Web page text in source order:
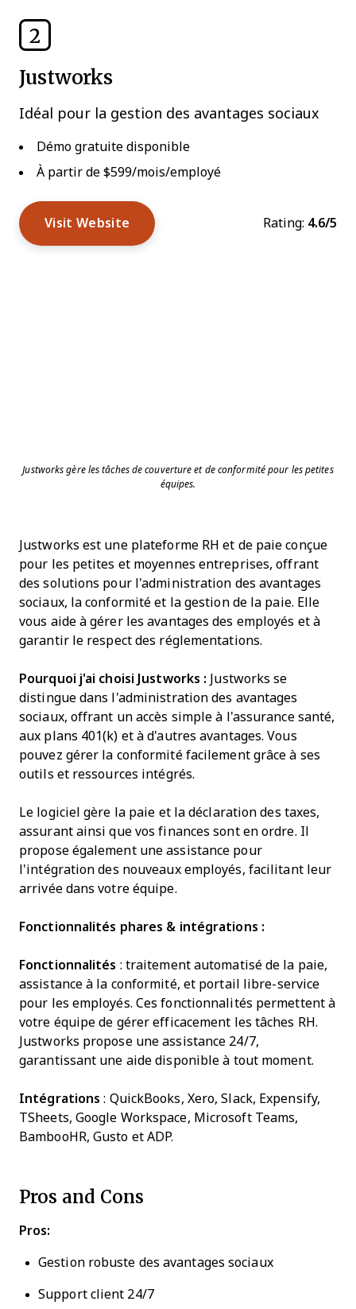
2
Justworks
Idéal pour la gestion des avantages sociaux
Démo gratuite disponible
À partir de $599/mois/employé
Visit Website Rating: 4.6/5
Justworks gère les tâches de couverture et de conformité pour les petites
équipes.
Justworks est une plateforme RH et de paie conçue
pour les petites et moyennes entreprises, offrant
des solutions pour l'administration des avantages
sociaux, la conformité et la gestion de la paie. Elle
vous aide à gérer les avantages des employés et à
garantir le respect des réglementations.
Pourquoi j'ai choisi Justworks : Justworks se
distingue dans l'administration des avantages
sociaux, offrant un accès simple à l'assurance santé,
aux plans 401(k) et à d'autres avantages. Vous
pouvez gérer la conformité facilement grâce à ses
outils et ressources intégrés.
Le logiciel gère la paie et la déclaration des taxes,
assurant ainsi que vos finances sont en ordre. Il
propose également une assistance pour
l'intégration des nouveaux employés, facilitant leur
arrivée dans votre équipe.
Fonctionnalités phares & intégrations :
Fonctionnalités : traitement automatisé de la paie,
assistance à la conformité, et portail libre-service
pour les employés. Ces fonctionnalités permettent à
votre équipe de gérer efficacement les tâches RH.
Justworks propose une assistance 24/7,
garantissant une aide disponible à tout moment.
Intégrations : QuickBooks, Xero, Slack, Expensify,
TSheets, Google Workspace, Microsoft Teams,
BambooHR, Gusto et ADP.
Pros and Cons
Pros:
Gestion robuste des avantages sociaux
Support client 24/7